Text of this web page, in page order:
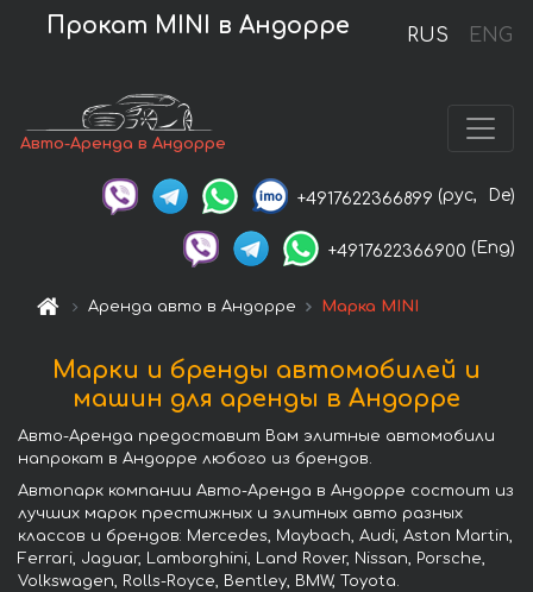
RUS ENG
Прокат MINI в Андорре
Авто-Аренда в Андорре
+4917622366899 (рус, De)
+4917622366900 (Eng)
Аренда авто в Андорре Марка MINI
Марки и бренды автомобилей и
машин для аренды в Андорре
Авто-Аренда предоставит Вам элитные автомобили
напрокат в Андорре любого из брендов.
Автопарк компании Авто-Аренда в Андорре состоит из
лучших марок престижных и элитных авто разных
классов и брендов: Mercedes, Maybach, Audi, Aston Martin,
Ferrari, Jaguar, Lamborghini, Land Rover, Nissan, Porsche,
Volkswagen, Rolls-Royce, Bentley, BMW, Toyota.